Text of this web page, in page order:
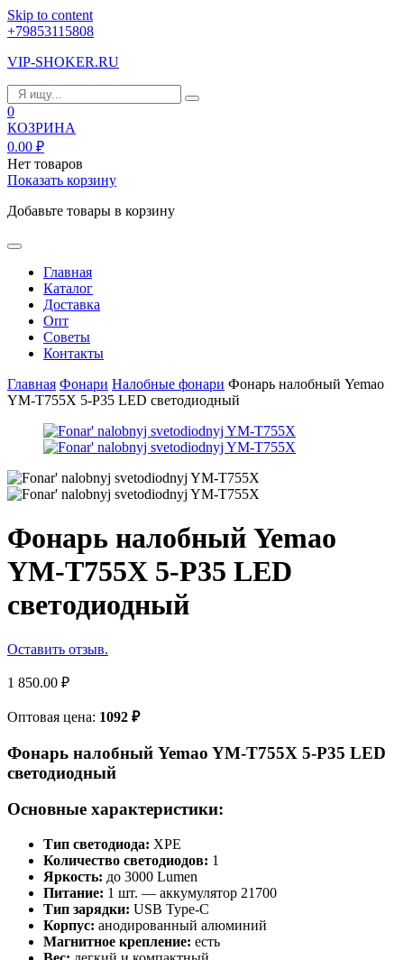
Skip to content
+79853115808
VIP-SHOKER.RU
0
КОЗРИНА
0.00 ₽
Нет товаров
Показать корзину
Добавьте товары в корзину
Главная
Каталог
Доставка
Опт
Советы
Контакты
Главная Фонари Налобные фонари Фонарь налобный Yemao
YM-T755X 5-P35 LED светодиодный
Фонарь налобный Yemao
YM-T755X 5-P35 LED
светодиодный
Оставить отзыв.
1 850.00 ₽
Оптовая цена: 1092 ₽
Фонарь налобный Yemao YM-T755X 5-P35 LED
светодиодный
Основные характеристики:
Тип светодиода: XPE
Количество светодиодов: 1
Яркость: до 3000 Lumen
Питание: 1 шт. — аккумулятор 21700
Тип зарядки: USB Type-C
Корпус: анодированный алюминий
Магнитное крепление: есть